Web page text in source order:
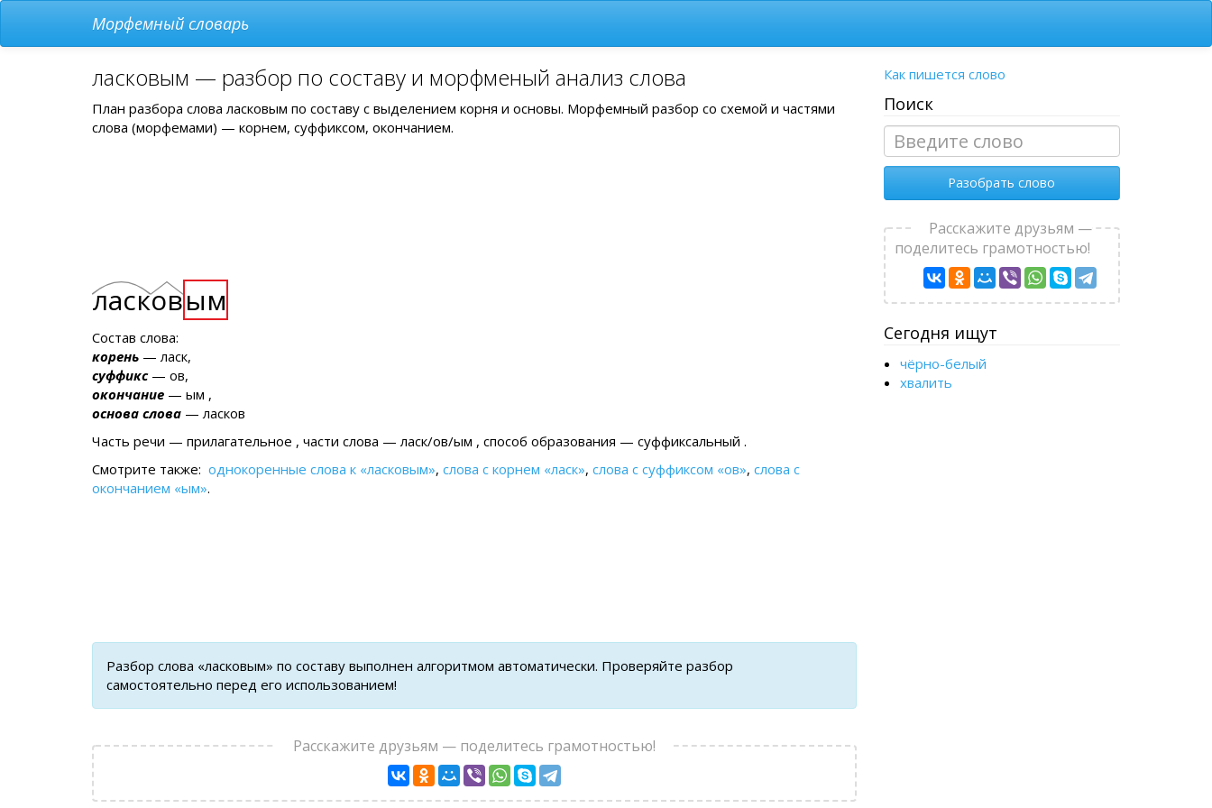
Морфемный словарь
ласковым — разбор по составу и морфменый анализ слова
План разбора слова ласковым по составу с выделением корня и основы. Морфемный разбор со схемой и частями
слова (морфемами) — корнем, суффиксом, окончанием.
ласковым
Состав слова:
корень — ласк,
суффикс— ов,
окончание — ым ,
основа слова — ласков
Часть речи — прилагательное , части слова — ласк/ов/ым , cпособ образования — суффиксальный .
Смотрите также: однокоренные слова к «ласковым», слова с корнем «ласк», слова с суффиксом «ов», слова с
окончанием «ым».
Разбор слова «ласковым» по составу выполнен алгоритмом автоматически. Проверяйте разбор
самостоятельно перед его использованием!
Расскажите друзьям — поделитесь грамотностью!
Как пишется слово
Поиск
Разобрать слово
Расскажите друзьям —
поделитесь грамотностью!
Сегодня ищут
чёрно-белый
хвалить